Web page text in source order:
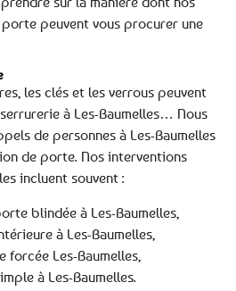
peuvent vous procurer une
les clés et les verrous peuvent
à Les-Baumelles… Nous
de personnes à Les-Baumelles
de porte. Nos interventions
incluent souvent :
blindée à Les-Baumelles,
à Les-Baumelles,
Les-Baumelles,
à Les-Baumelles.